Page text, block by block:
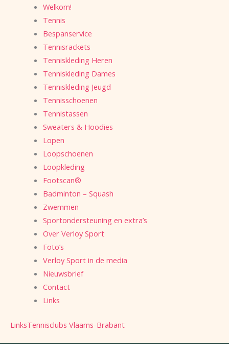
Welkom!
Tennis
Bespanservice
Tennisrackets
Tenniskleding Heren
Tenniskleding Dames
Tenniskleding Jeugd
Tennisschoenen
Tennistassen
Sweaters & Hoodies
Lopen
Loopschoenen
Loopkleding
Footscan®
Badminton – Squash
Zwemmen
Sportondersteuning en extra’s
Over Verloy Sport
Foto’s
Verloy Sport in de media
Nieuwsbrief
Contact
Links
LinksTennisclubs Vlaams-Brabant